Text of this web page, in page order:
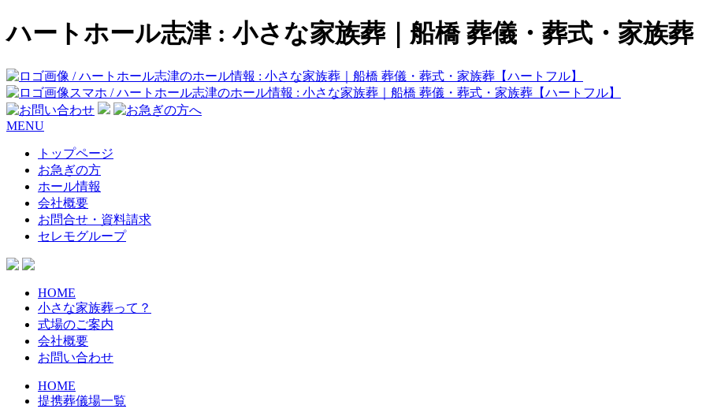
ハートホール志津 : 小さな家族葬｜船橋 葬儀・葬式・家族葬
MENU
トップページ
お急ぎの方
ホール情報
会社概要
お問合せ・資料請求
セレモグループ
HOME
小さな家族葬って？
式場のご案内
会社概要
お問い合わせ
HOME
提携葬儀場一覧